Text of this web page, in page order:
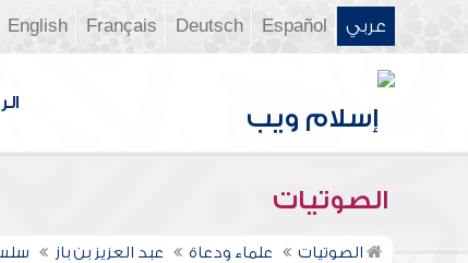
عربي Español
Deutsch
Français
English
الصوتيات
الصوتيات علماء ودعاة عبد العزيز بن باز